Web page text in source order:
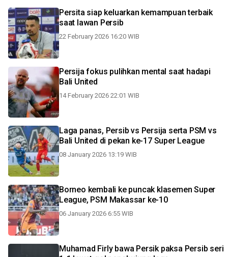
Persita siap keluarkan kemampuan terbaik
saat lawan Persib
22 February 2026 16:20 WIB
Persija fokus pulihkan mental saat hadapi
Bali United
14 February 2026 22:01 WIB
Laga panas, Persib vs Persija serta PSM vs
Bali United di pekan ke-17 Super League
08 January 2026 13:19 WIB
Borneo kembali ke puncak klasemen Super
League, PSM Makassar ke-10
06 January 2026 6:55 WIB
Muhamad Firly bawa Persik paksa Persib seri